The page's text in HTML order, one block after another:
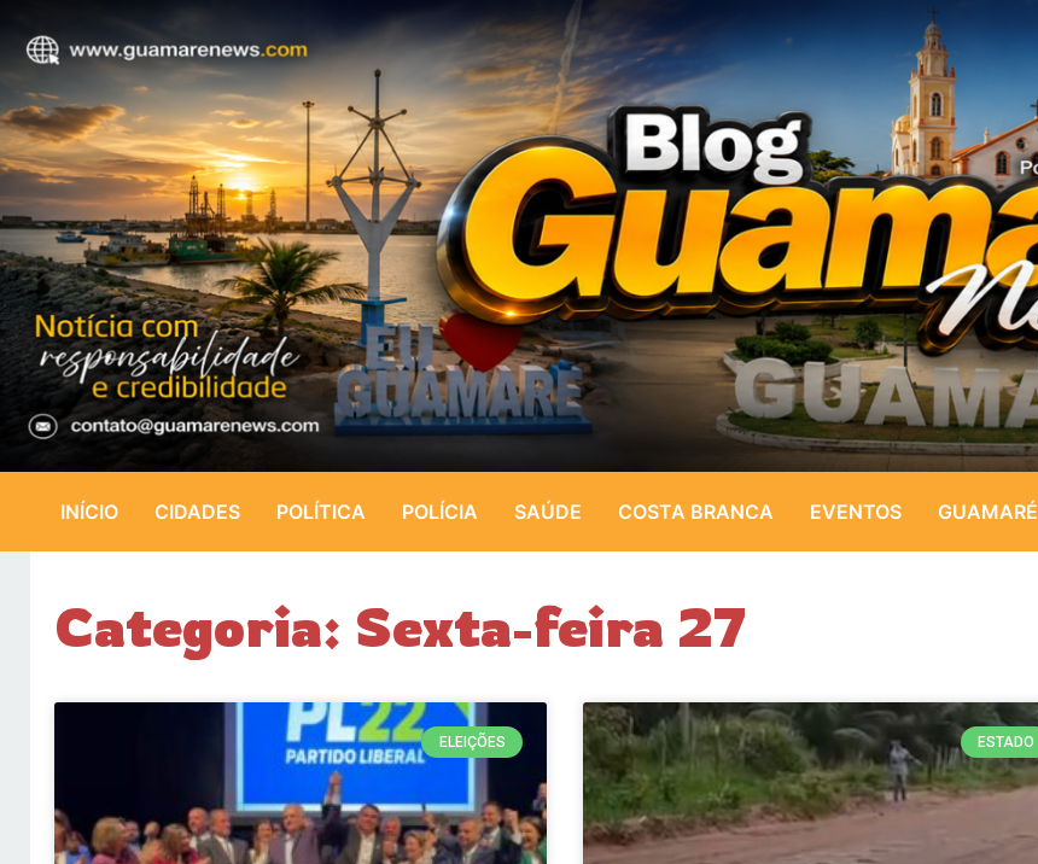
INÍCIO CIDADES POLÍTICA POLÍCIA SAÚDE COSTA BRANCA EVENTOS GUAMARÉ
Categoria: Sexta-feira 27
ELEIÇÕES ESTADO